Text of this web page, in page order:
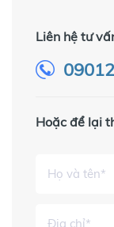
Liên hệ tư
Hoặc để lại